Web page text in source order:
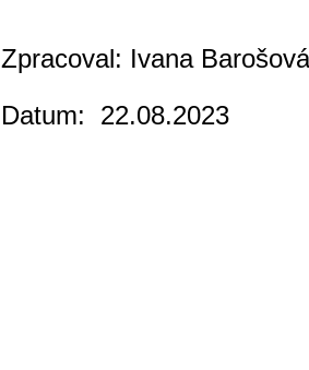
Zpracoval: Ivana Barošová
Datum: 22.08.2023